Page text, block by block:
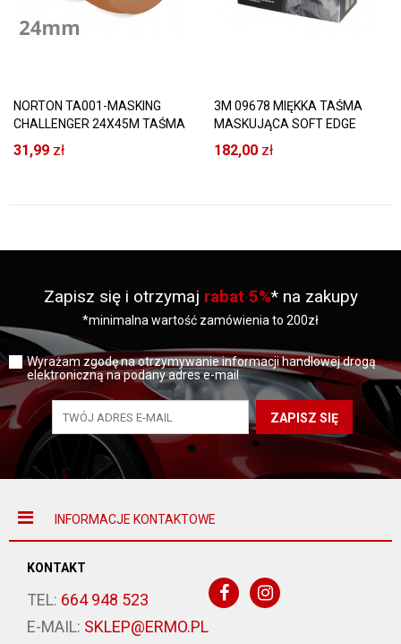
NORTON TA001-MASKING
CHALLENGER 24X45M TAŚMA
PAPIEROWA 6 SZTUK
31,99 zł
3M 09678 MIĘKKA TAŚMA
MASKUJĄCA SOFT EDGE
182,00 zł
Zapisz się i otrzymaj rabat 5%* na zakupy
*minimalna wartość zamówienia to 200zł
Wyrażam zgodę na otrzymywanie informacji handlowej drogą
elektroniczną na podany adres e-mail
ZAPISZ SIĘ
INFORMACJE KONTAKTOWE
KONTAKT
TEL: 664 948 523
E-MAIL: SKLEP@ERMO.PL